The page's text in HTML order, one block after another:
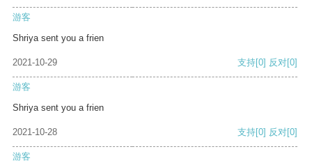
游客
Shriya sent you a frien
2021-10-29 支持[0] 反对[0]
游客
Shriya sent you a frien
2021-10-28 支持[0] 反对[0]
游客